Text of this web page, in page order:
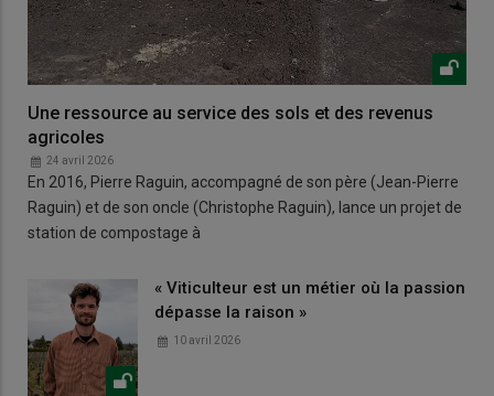
Une ressource au service des sols et des revenus
agricoles
24 avril 2026
En 2016, Pierre Raguin, accompagné de son père (Jean-Pierre
Raguin) et de son oncle (Christophe Raguin), lance un projet de
station de compostage à
« Viticulteur est un métier où la passion
dépasse la raison »
10 avril 2026